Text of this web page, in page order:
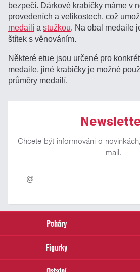
bezpečí. Dárkové krabičky máme v
provedeních a velikostech, což
medailíastužkou. Na obal medaile
štítek s věnováním.
Některé etue jsou určené pro
medaile, jiné krabičky je možné
průměry medailí.
Chcete být informováni o
mail.
Pro
odběr
našich
email
Poháry
Figurky